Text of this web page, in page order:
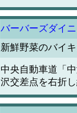
バーバーズダイ
新鮮野菜のバイ
中央自動車道「
沢交差点を右折し